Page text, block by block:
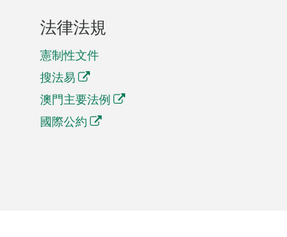
法律法規
憲制性文件
搜法易
澳門主要法例
國際公約